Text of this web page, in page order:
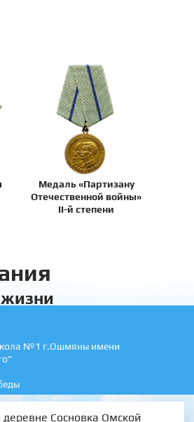
Медаль «Партизану
Отечественной войны»
II-й степени
№1 г.Ошмяны имени
деревне Сосновка Омской